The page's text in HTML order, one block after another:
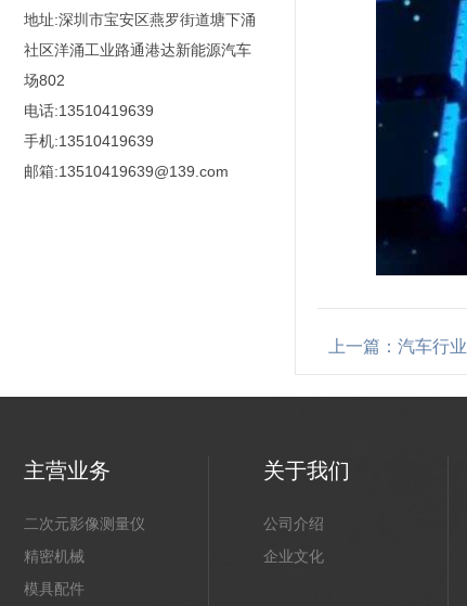
地址:深圳市宝安区燕罗街道塘下涌
社区洋涌工业路通港达新能源汽车
场802
电话:13510419639
手机:13510419639
邮箱:13510419639@139.com
上一篇：汽车行业
主营业务
二次元影像测量仪
精密机械
模具配件
关于我们
公司介绍
企业文化